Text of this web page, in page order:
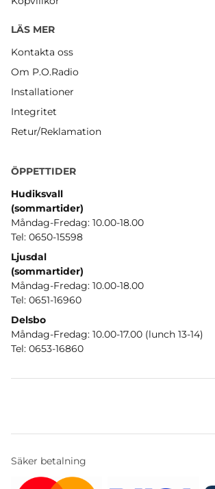
LÄS MER
Kontakta oss
Om P.O.Radio
Installationer
Integritet
Retur/Reklamation
ÖPPETTIDER
Hudiksvall
(sommartider)
Måndag-Fredag: 10.00-18.00
Tel: 0650-15598
Ljusdal
(sommartider)
Måndag-Fredag: 10.00-18.00
Tel: 0651-16960
Delsbo
Måndag-Fredag: 10.00-17.00 (lunch 13-14)
Tel: 0653-16860
Säker betalning